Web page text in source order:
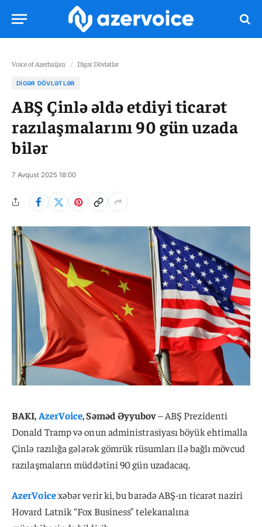
Voice of Azerbaijan / Digər Dövlətlər
DIGƏR DÖVLƏTLƏR
ABŞ Çinlə əldə etdiyi ticarət
razılaşmalarını 90 gün uzada
bilər
7 Avqust 2025 18:00
BAKI,AzerVoice, Səməd Əyyubov– ABŞ Prezidenti
Donald Tramp və onun administrasiyası böyük ehtimalla
Çinlə razılığa gələrək gömrük rüsumları ilə bağlı mövcud
razılaşmaların müddətini 90 gün uzadacaq.
AzerVoicexəbər verir ki, bu barədə ABŞ-ın ticarət naziri
Hovard Latnik “Fox Business” telekanalına